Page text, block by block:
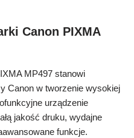
Canon PIXMA
MP497 stanowi
Canon w tworzenie wysokiej
urządzenie
jakość druku, wydajne
funkcje.